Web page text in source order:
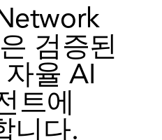
검증된
율 AI
트에
니다.